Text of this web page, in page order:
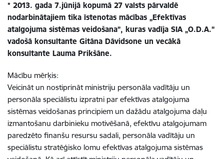
* 2013. gada 7.jūnijā kopumā 27 valsts pārvaldē
nodarbinātajiem tika īstenotas mācības „Efektīvas
atalgojuma sistēmas veidošana”, kuras vadīja SIA „O.D.A.”
vadošā konsultante Gitāna Dāvidsone un vecākā
konsultante Lauma Prikšāne.
Mācību mērķis:
Veicināt un nostiprināt ministriju personāla vadītāju un
personāla speciālistu izpratni par efektīvas atalgojuma
sistēmas veidošanas principiem un dažādu atalgojuma daļu
izmantošanu darbinieku motivēšanā, efektīvu atalgojumam
paredzēto finanšu resursu sadali, personāla vadītāju un
speciālistu stratēģisko lomu efektīvas atalgojuma sistēmas